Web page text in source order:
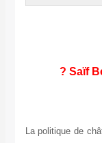
Saïf
La politique de